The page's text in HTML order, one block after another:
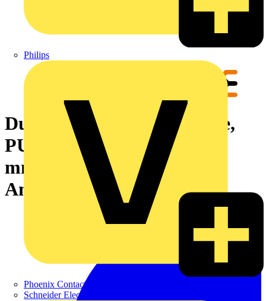
Philips
Phoenix Contact
Schneider Electric
Durchgangs-Reihenklemme,
PUSH IN, dunkelbeige, 35
mm², 125 A, 1000 V, Anzahl
Anschlüsse: 2